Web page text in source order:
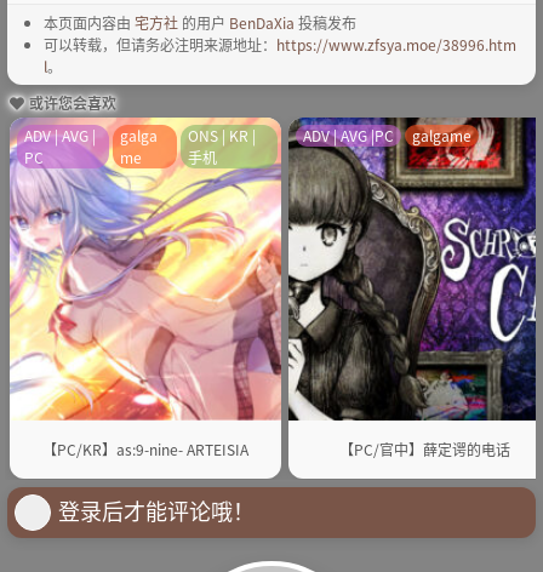
本页面内容由 宅方社 的用户 BenDaXia 投稿发布
可以转载，但请务必注明来源地址： https://www.zfsya.moe/38996.htm
l。
或许您会喜欢
【PC/KR】as:9-nine- ARTEISIA
ADV | AVG |
PC
galga
me
ONS | KR |
手机
【PC/官中】薛定谔的电话
ADV | AVG |PC galgame
登录后才能评论哦！